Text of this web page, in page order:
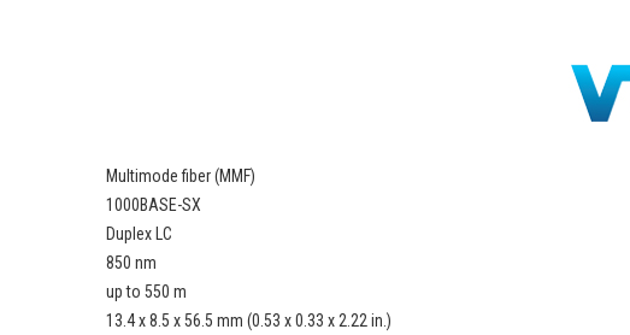
Multimode fiber (MMF)
1000BASE-SX
Duplex LC
850 nm
up to 550 m
13.4 x 8.5 x 56.5 mm (0.53 x 0.33 x 2.22 in.)